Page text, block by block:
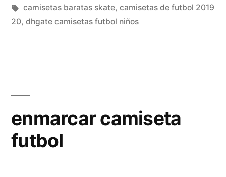
en
Etiquetas:
camisetas baratas skate, camisetas de futbol 2019
20, dhgate camisetas futbol niños
enmarcar camiseta
futbol